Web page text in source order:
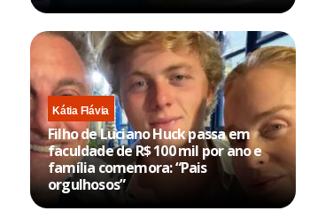
Kátia Flávia
Filho de Luciano Huck passa em
faculdade de R$ 100 mil por ano e
família comemora: “Pais
orgulhosos”